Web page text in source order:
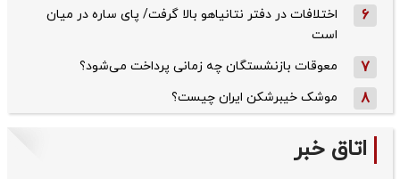
6
اختلافات در دفتر نتانیاهو بالا گرفت/ پای ساره در میان
است
7 معوقات بازنشستگان چه زمانی پرداخت می‌شود؟
8 موشک خیبرشکن ایران چیست؟
اتاق خبر